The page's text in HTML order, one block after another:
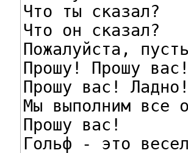
Что ты сказал?
Что он сказал?
Пожалуйста,
Прошу! Прошу вас!
Прошу вас! Ладно!
Мы выполним все
Прошу вас!
Гольф - это